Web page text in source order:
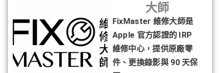
大師
FixMaster 維修大師是
Apple 官方認證的 IRP
維修中心，提供原廠零
件、更換錄影與 90 天保